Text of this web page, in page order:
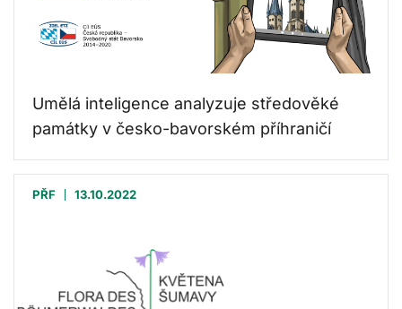
Umělá inteligence analyzuje středověké
památky v česko-bavorském příhraničí
PŘF 13.10.2022